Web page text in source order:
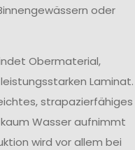
oder
Obermaterial,
Laminat.
strapazierfähiges
Wasser aufnimmt
wird vor allem bei